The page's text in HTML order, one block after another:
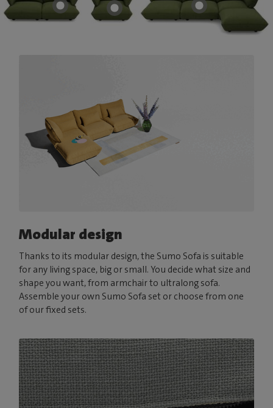
Modular design
Thanks to its modular design, the Sumo Sofa is suitable
for any living space, big or small. You decide what size and
shape you want, from armchair to ultralong sofa.
Assemble your own Sumo Sofa set or choose from one
of our fixed sets.